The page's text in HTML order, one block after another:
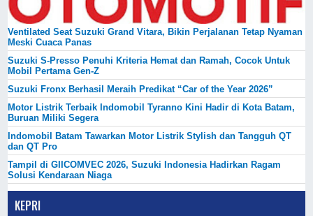
Ventilated Seat Suzuki Grand Vitara, Bikin Perjalanan Tetap Nyaman
Meski Cuaca Panas
Suzuki S-Presso Penuhi Kriteria Hemat dan Ramah, Cocok Untuk
Mobil Pertama Gen-Z
Suzuki Fronx Berhasil Meraih Predikat “Car of the Year 2026”
Motor Listrik Terbaik Indomobil Tyranno Kini Hadir di Kota Batam,
Buruan Miliki Segera
Indomobil Batam Tawarkan Motor Listrik Stylish dan Tangguh QT
dan QT Pro
Tampil di GIICOMVEC 2026, Suzuki Indonesia Hadirkan Ragam
Solusi Kendaraan Niaga
KEPRI